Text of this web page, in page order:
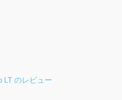
LT のレビュー